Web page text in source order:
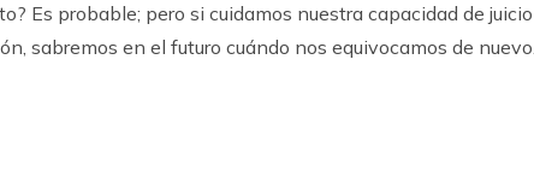
Es probable; pero si cuidamos nuestra capacidad de
sabremos en el futuro cuándo nos equivocamos de nuevo.